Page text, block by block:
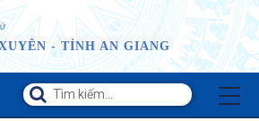
- TỈNH AN GIANG